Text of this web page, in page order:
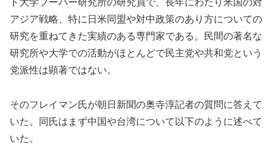
ド大学フーバー研究所の研究員で、長年にわたり米国の対
アジア戦略、特に日米同盟や対中政策のあり方についての
研究を重ねてきた実績のある専門家である。民間の著名な
研究所や大学での活動がほとんどで民主党や共和党という
党派性は顕著ではない。
そのフレイマン氏が朝日新聞の奥寺淳記者の質問に答えて
いた。同氏はまず中国や台湾について以下のように述べて
いた。